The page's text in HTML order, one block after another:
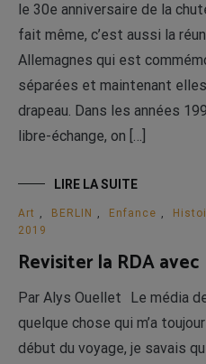
le 30e anniversaire de la
fait même, c’est aussi la
Allemagnes qui est
séparées et maintenant
drapeau. Dans les années
libre-échange, on […]
LIRE LA SUITE
Art , BERLIN , Enfance ,
2019
Revisiter la RDA
Par Alys Ouellet Le média
quelque chose qui m’a
début du voyage, je savais